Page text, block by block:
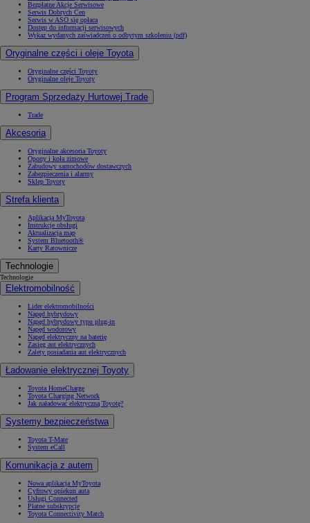
Bezpłatne Akcje Serwisowe
Serwis Dobrych Cen
Serwis w ASO się opłaca
Dostęp do informacji serwisowych
Wykaz wydanych zaświadczeń o odbytym szkoleniu (pdf)
Oryginalne części i oleje Toyota
Oryginalne części Toyoty
Oryginalne oleje Toyoty
Program Sprzedaży Hurtowej Trade
Trade
Akcesoria
Oryginalne akcesoria Toyoty
Opony i koła zimowe
Zabudowy samochodów dostawczych
Zabezpieczenia i alarmy
Sklep Toyoty
Strefa klienta
Aplikacja MyToyota
Instrukcje obsługi
Aktualizacja map
System Bluetooth®
Karty Ratownicze
Technologie
Technologie
Elektromobilność
Lider elektromobilności
Napęd hybrydowy
Napęd hybrydowy typu plug-in
Napęd wodorowy
Napęd elektryczny na baterię
Zasięg aut elektrycznych
Zalety posiadania aut elektrycznych
Ładowanie elektrycznej Toyoty
Toyota HomeCharge
Toyota Charging Network
Jak naładować elektryczną Toyotę?
Systemy bezpieczeństwa
Toyota T-Mate
System eCall
Komunikacja z autem
Nowa aplikacja MyToyota
Cyfrowy opiekun auta
Usługi Connected
Płatne subskrypcje
Toyota Connectivity Match